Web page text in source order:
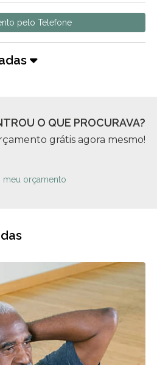
pelo Telefone
O QUE PROCURAVA?
grátis agora mesmo!
meu orçamento